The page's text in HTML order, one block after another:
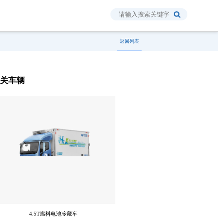
返回列表
车辆
4.5T燃料电池冷藏车